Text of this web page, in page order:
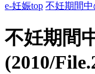
e-妊娠top 不妊期間
不妊期間
(2010/